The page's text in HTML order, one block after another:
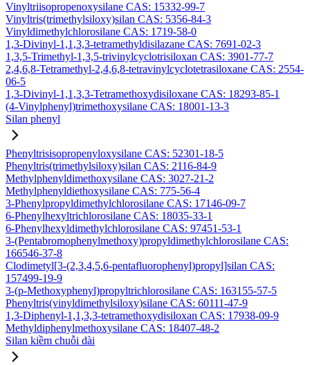
Vinyltriisopropenoxysilane CAS: 15332-99-7
Vinyltris(trimethylsiloxy)silan CAS: 5356-84-3
Vinyldimethylchlorosilane CAS: 1719-58-0
1,3-Divinyl-1,1,3,3-tetramethyldisilazane CAS: 7691-02-3
1,3,5-Trimethyl-1,3,5-trivinylcyclotrisiloxan CAS: 3901-77-7
2,4,6,8-Tetramethyl-2,4,6,8-tetravinylcyclotetrasiloxane CAS: 2554-
06-5
1,3-Divinyl-1,1,3,3-Tetramethoxydisiloxane CAS: 18293-85-1
(4-Vinylphenyl)trimethoxysilane CAS: 18001-13-3
Silan phenyl
Phenyltrisisopropenyloxysilane CAS: 52301-18-5
Phenyltris(trimethylsiloxy)silan CAS: 2116-84-9
Methylphenyldimethoxysilane CAS: 3027-21-2
Methylphenyldiethoxysilane CAS: 775-56-4
3-Phenylpropyldimethylchlorosilane CAS: 17146-09-7
6-Phenylhexyltrichlorosilane CAS: 18035-33-1
6-Phenylhexyldimethylchlorosilane CAS: 97451-53-1
3-(Pentabromophenylmethoxy)propyldimethylchlorosilane CAS:
166546-37-8
Clodimetyl[3-(2,3,4,5,6-pentafluorophenyl)propyl]silan CAS:
157499-19-9
3-(p-Methoxyphenyl)propyltrichlorosilane CAS: 163155-57-5
Phenyltris(vinyldimethylsiloxy)silane CAS: 60111-47-9
1,3-Diphenyl-1,1,3,3-tetramethoxydisiloxan CAS: 17938-09-9
Methyldiphenylmethoxysilane CAS: 18407-48-2
Silan kiềm chuỗi dài